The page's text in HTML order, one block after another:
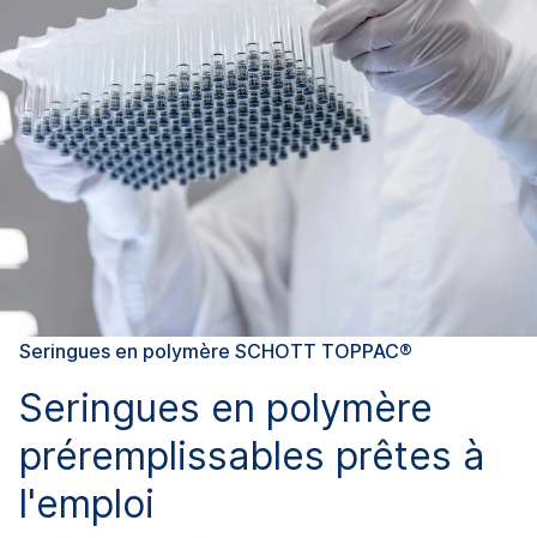
Seringues en polymère SCHOTT TOPPAC®
Seringues en polymère
préremplissables prêtes à
l'emploi